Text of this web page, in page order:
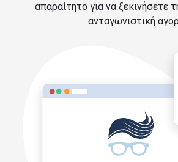
απαραίτητο για να ξεκινήσετε
ανταγωνιστική